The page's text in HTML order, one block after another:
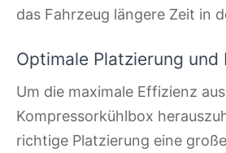
das Fahrzeug längere Zeit in
Optimale Platzierung und
Um die maximale Effizienz
Kompressorkühlbox
richtige Platzierung eine